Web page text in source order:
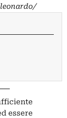
essere